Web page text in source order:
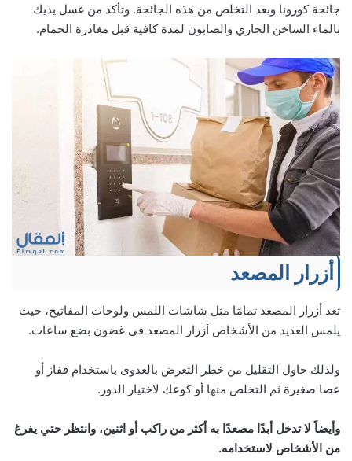
جائحة كورونا وبعد التخلص من هذه الجائحة. وتأكد من غسل يديك
بالماء الساخن الجاري والصابون لمدة كافية قبل مغادرة الحمام.
أزرار المصعد
تعد أزرار المصعد تمامًا مثل شاشات اللمس ولوحات المفاتيح، حيث
يلمس العديد من الأشخاص أزرار المصعد في غضون بضع ساعات.
ولذلك حاول التقليل من خطر التعرض بالعدوى باستخدام قفاز أو
عصا صغيرة ثم التخلص منها أو كوعك لاختيار الدور.
وأيضاً لا تدخل أبدًا مصعدًا به أكثر من راكب أو اثنين، وانتظر حتي يفرغ
من الأشخاص لاستخدامه.